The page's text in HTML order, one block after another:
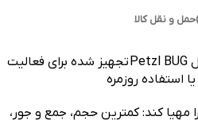
حمل و نقل کالا
کوله پشتی فنی یکروزه باگ پتزل Petzl BUG تجهیز شده برای فعالیت
استفاده روزمره
مهیا کند: کمترین حجم، جمع و جور،